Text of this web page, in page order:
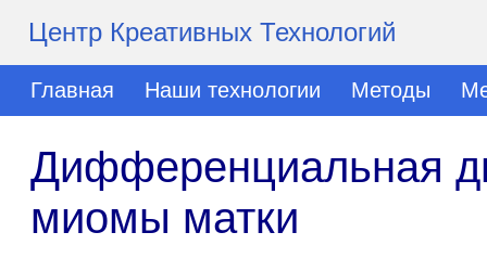
Центр Креативных Технологий
Главная Наши технологии Методы
Дифференциальная
миомы матки